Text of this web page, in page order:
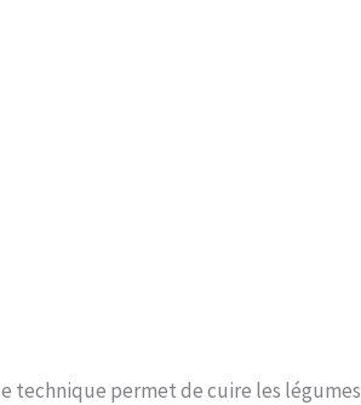
technique permet de cuire les légumes